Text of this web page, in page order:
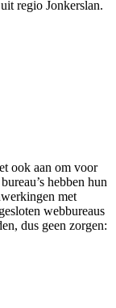
regio Jonkerslan.
ook aan om voor
hebben hun
met
webbureaus
dus geen zorgen: